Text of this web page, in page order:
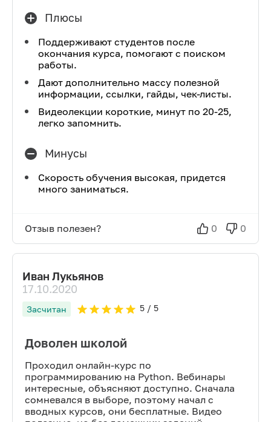
Плюсы
Поддерживают студентов после
окончания курса, помогают с поиском
работы.
Дают дополнительно массу полезной
информации, ссылки, гайды, чек-листы.
Видеолекции короткие, минут по 20-25,
легко запомнить.
Минусы
Скорость обучения высокая, придется
много заниматься.
Отзыв полезен? 0 0
Иван Лукьянов
17.10.2020
Засчитан 5/ 5
Доволен школой
Проходил онлайн-курс по
программированию на Python. Вебинары
интересные, объясняют доступно. Сначала
сомневался в выборе, поэтому начал с
вводных курсов, они бесплатные. Видео